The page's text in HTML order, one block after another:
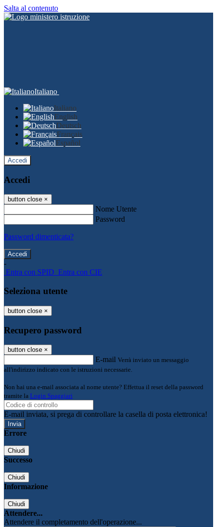
Salta al contenuto
Italiano
Italiano
English
Deutsch
Français
Español
Accedi
Accedi
button close ×
Nome Utente
Password
Password dimenticata?
-
Entra con SPID Entra con CIE
Seleziona utente
button close ×
Recupero password
button close ×
E-mail Verrà inviato un messaggio
all'indirizzo indicato con le istruzioni necessarie.
Non hai una e-mail associata al nome utente? Effettua il reset della password
tramite la Login Spaggiari
E-mail inviata, si prega di controllare la casella di posta elettronica!
Errore
Chiudi
Successo
Chiudi
Informazione
Chiudi
Attendere...
Attendere il completamento dell'operazione...